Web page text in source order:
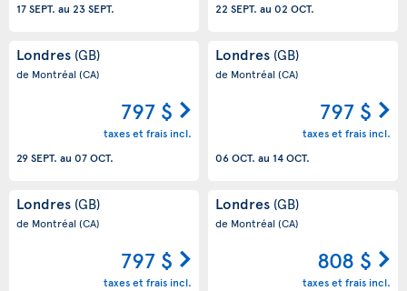
17 SEPT. au 23 SEPT.
22 SEPT. au 02 OCT.
Londres (GB)
de Montréal(CA)
797 $
taxes et frais incl.
29 SEPT. au 07 OCT.
Londres (GB)
de Montréal(CA)
797 $
taxes et frais incl.
06 OCT. au 14 OCT.
Londres (GB)
de Montréal(CA)
797 $
taxes et frais incl.
Londres (GB)
de Montréal(CA)
808 $
taxes et frais incl.